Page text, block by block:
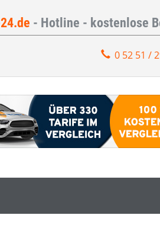
- Hotline - kostenlose
0 52 51 /